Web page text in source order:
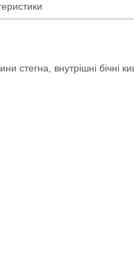
стегна, внутрішні